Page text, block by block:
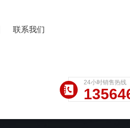
联系我们
24小时销售热线